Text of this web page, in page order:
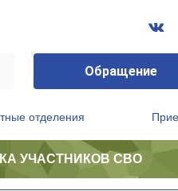
Обращение
отделения
УЧАСТНИКОВ СВО